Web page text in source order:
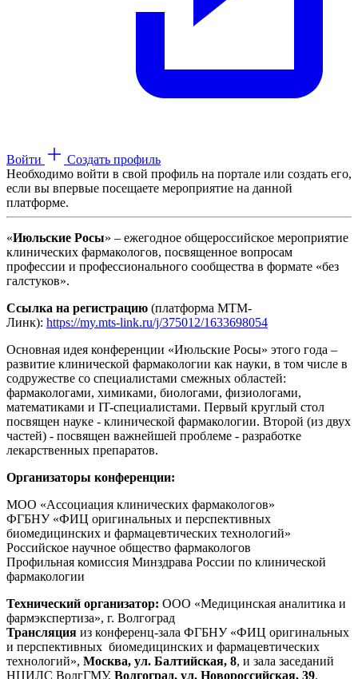
Войти
Создать профиль
Необходимо войти в свой профиль на портале или создать его,
если вы впервые посещаете мероприятие на данной
платформе.
«Июльские Росы» – ежегодное общероссийское мероприятие
клинических фармакологов, посвященное вопросам
профессии и профессионального сообщества в формате «без
галстуков».
Ссылка на регистрацию (платформа МТМ-
Линк): https://my.mts-link.ru/j/375012/1633698054
Основная идея конференции «Июльские Росы» этого года –
развитие клинической фармакологии как науки, в том числе в
содружестве со специалистами смежных областей:
фармакологами, химиками, биологами, физиологами,
математиками и IT-специалистами. Первый круглый стол
посвящен науке - клинической фармакологии. Второй (из двух
частей) - посвящен важнейшей проблеме - разработке
лекарственных препаратов.
Организаторы конференции:
МОО «Ассоциация клинических фармакологов»
ФГБНУ «ФИЦ оригинальных и перспективных
биомедицинских и фармацевтических технологий»
Российское научное общество фармакологов
Профильная комиссия Минздрава России по клинической
фармакологии
Технический организатор: ООО «Медицинская аналитика и
фармэкспертиза», г. Волгоград
Трансляция из конференц-зала ФГБНУ «ФИЦ оригинальных
и перспективных биомедицинских и фармацевтических
технологий», Москва, ул. Балтийская, 8, и зала заседаний
НЦИЛС ВолгГМУ, Волгоград, ул. Новороссийская, 39.